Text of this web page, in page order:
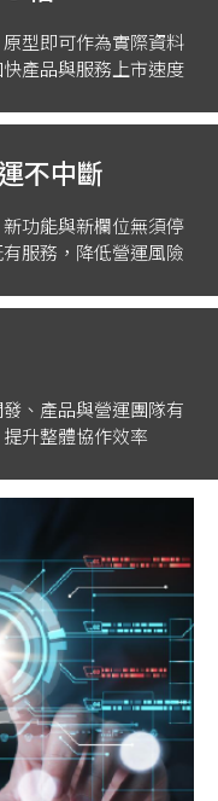
型即可作為實際資料
產品與服務上市速度
不中斷
功能與新欄位無須停
服務，降低營運風險
、產品與營運團隊有
升整體協作效率